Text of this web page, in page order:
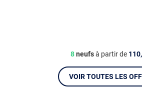
8neufsà partir de
VOIR TOUTES LES